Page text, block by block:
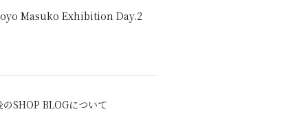
Masuko Exhibition Day.2
のSHOP BLOGについて